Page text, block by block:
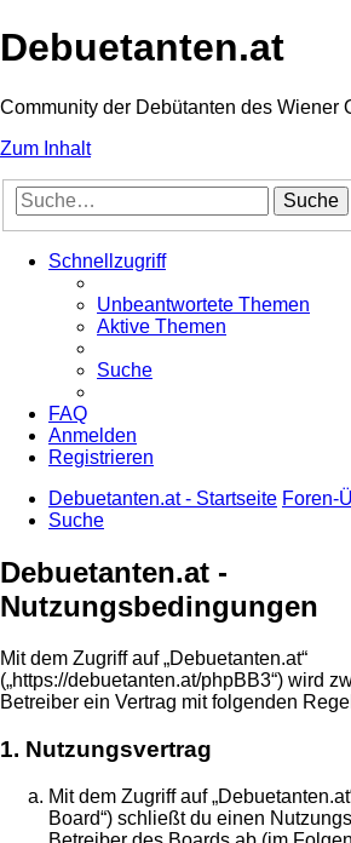
Debuetanten.at
Community der Debütanten des Wiener
Zum Inhalt
Suche
Schnellzugriff
Unbeantwortete Themen
Aktive Themen
Suche
FAQ
Anmelden
Registrieren
Debuetanten.at - Startseite Foren-
Suche
Debuetanten.at -
Nutzungsbedingungen
Mit dem Zugriff auf „Debuetanten.at“
(„https://debuetanten.at/phpBB3“) wird
Betreiber ein Vertrag mit folgenden
1. Nutzungsvertrag
Mit dem Zugriff auf
Board“) schließt du einen